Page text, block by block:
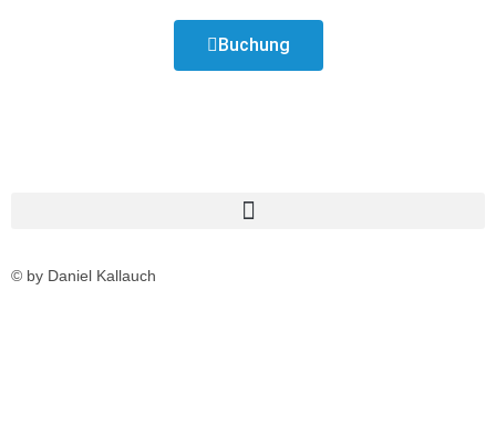
Buchung
© by Daniel Kallauch